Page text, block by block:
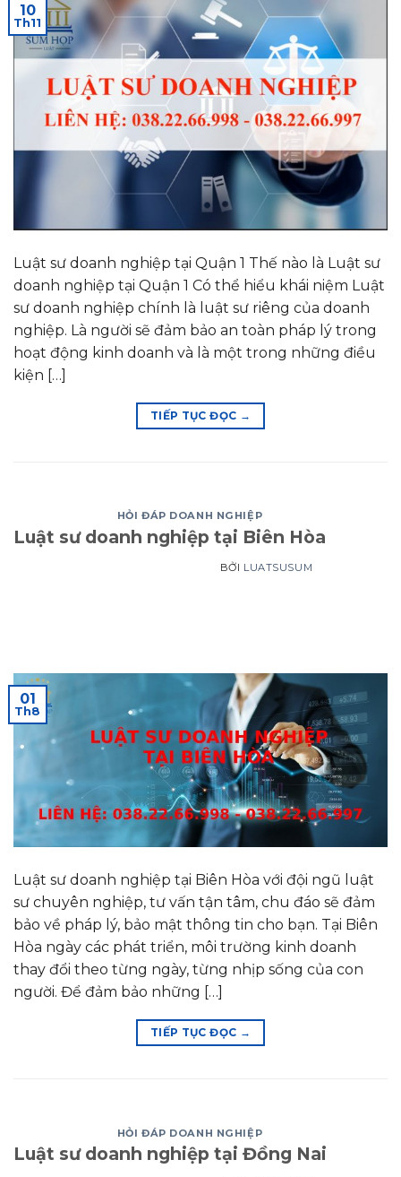
10
Th11
Luật sư doanh nghiệp tại Quận 1 Thế nào là Luật sư
doanh nghiệp tại Quận 1 Có thể hiểu khái niệm Luật
sư doanh nghiệp chính là luật sư riêng của doanh
nghiệp. Là người sẽ đảm bảo an toàn pháp lý trong
hoạt động kinh doanh và là một trong những điều
kiện […]
TIẾP TỤC ĐỌC →
HỎI ĐÁP DOANH NGHIỆP
Luật sư doanh nghiệp tại Biên Hòa
BỞI LUATSUSUM
01
Th8
Luật sư doanh nghiệp tại Biên Hòa với đội ngũ luật
sư chuyên nghiệp, tư vấn tận tâm, chu đáo sẽ đảm
bảo về pháp lý, bảo mật thông tin cho bạn. Tại Biên
Hòa ngày các phát triển, môi trường kinh doanh
thay đổi theo từng ngày, từng nhịp sống của con
người. Để đảm bảo những […]
TIẾP TỤC ĐỌC →
HỎI ĐÁP DOANH NGHIỆP
Luật sư doanh nghiệp tại Đồng Nai